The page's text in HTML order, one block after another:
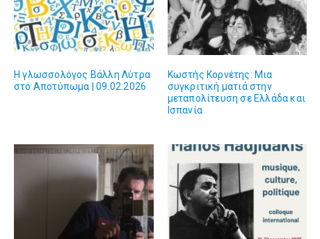
Η γλωσσολόγος Βάλλη Λύτρα
στο Αποτύπωμα | 09.02.2026
Κωστής Κορνέτης: Μια
συγκριτική ματιά στην
μεταπολίτευση σε Ελλάδα και
Ισπανία